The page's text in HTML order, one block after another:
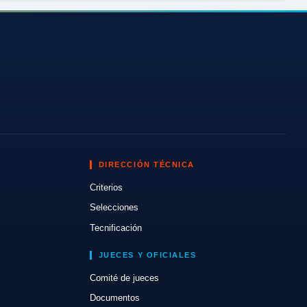
DIRECCIÓN TÉCNICA
Criterios
Selecciones
Tecnificación
JUECES Y OFICIALES
Comité de jueces
Documentos